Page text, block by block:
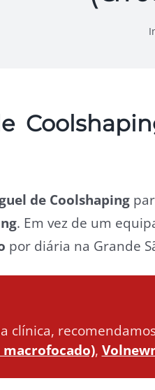
de Coolshaping
. Em vez de um
por diária na Grande
clínica,
,